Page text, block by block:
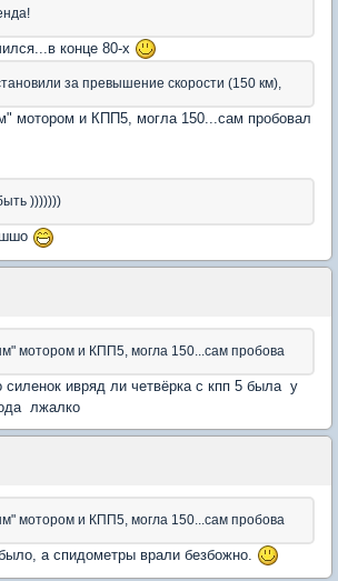
конце 80-х
за превышение скорости (150 км),
мотором и КПП5, могла 150...сам пробовал
)))))))
мотором и КПП5, могла 150...сам пробова
силенок ивряд ли четвёрка с кпп 5 была у
лжалко
мотором и КПП5, могла 150...сам пробова
а спидометры врали безбожно.